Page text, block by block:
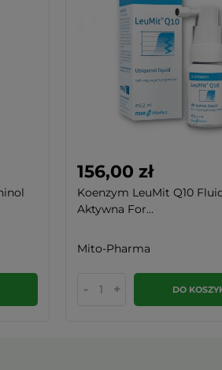
156,00 zł
Koenzym LeuMit Q10
Aktywna For...
Mito-Pharma
- + DO